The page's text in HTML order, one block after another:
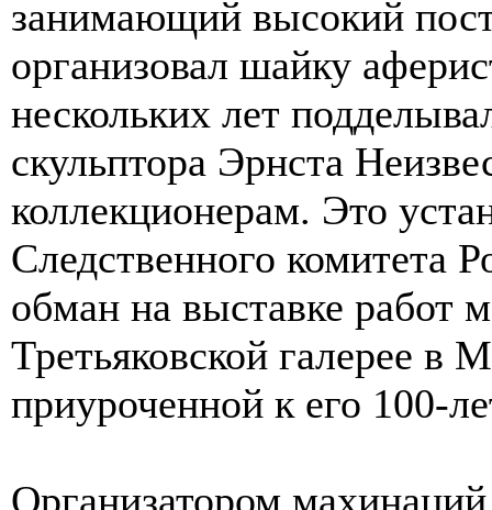
занимающий высокий
организовал шайку
нескольких лет
скульптора Эрнста
коллекционерам. Это
Следственного комитета
обман на выставке работ
Третьяковской галерее в
приуроченной к его 100-
Организатором махинаций